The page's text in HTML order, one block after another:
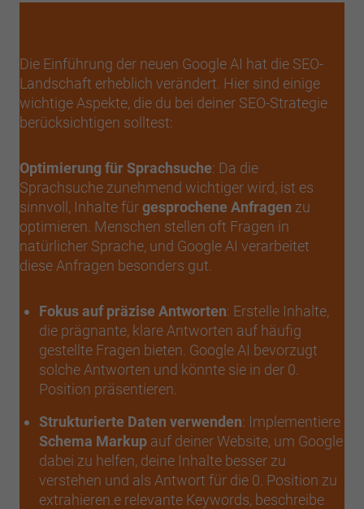
Die Einführung der neuen Google AI hat die SEO-
Landschaft erheblich verändert. Hier sind einige
wichtige Aspekte, die du bei deiner SEO-Strategie
berücksichtigen solltest:
Optimierung für Sprachsuche: Da die
Sprachsuche zunehmend wichtiger wird, ist es
sinnvoll, Inhalte fürgesprochene Anfragen zu
optimieren. Menschen stellen oft Fragen in
natürlicher Sprache, und Google AI verarbeitet
diese Anfragen besonders gut.
Fokus auf präzise Antworten: Erstelle Inhalte,
die prägnante, klare Antworten auf häufig
gestellte Fragen bieten. Google AI bevorzugt
solche Antworten und könnte sie in der 0.
Position präsentieren.
Strukturierte Daten verwenden: Implementiere
Schema Markup auf deiner Website, um Google
dabei zu helfen, deine Inhalte besser zu
verstehen und als Antwort für die 0. Position zu
extrahieren.e relevante Keywords, beschreibe